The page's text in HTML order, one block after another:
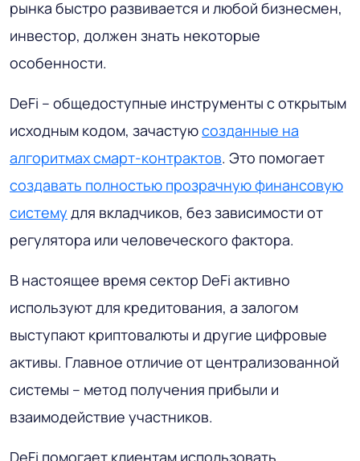
рынка быстро развивается и любой бизнесмен,
инвестор, должен знать некоторые
особенности.
DeFi – общедоступные инструменты с открытым
исходным кодом, зачастуюсозданные на
алгоритмах смарт-контрактов. Это помогает
создавать полностью прозрачную финансовую
систему для вкладчиков, без зависимости от
регулятора или человеческого фактора.
В настоящее время сектор DeFi активно
используют для кредитования, а залогом
выступают криптовалюты и другие цифровые
активы. Главное отличие от централизованной
системы – метод получения прибыли и
взаимодействие участников.